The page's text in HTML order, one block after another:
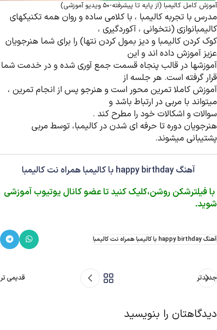
آموزش کامل کالیمبا (از پایه تا پیشرفته-50 ویدیو آموزشی)
مدرس با تجربه کالیمبا ، با کلامی ساده و روان همه تکنیکهای
کالیمبانوازی (نتخوانی ، آکوردگیری ،
کوک کردن کالیمبا و دیز بمول کردن نتها) را برای شما هنرجویان
عزیز آموزش داده اند و این
آموزشها در قالب پنجاه قسمت جمع آوری شده و در خدمت شما
قرار گرفته است. هر جلسه از
آموزش کاملا تمرین محور است و هنرجو پس از انجام تمرین ،
میتواند با مربی در ارتباط باشد و
سوالات و اشکالات خود را مطرح کند .
هنرجویان دوره تا حرفه ای شدن در کالیمبا، توسط مربی
پشتیبانی میشوند.
آهنگ happy birthday با کالیمبا همراه نت کالیمبا
با فیلترشکن روشن،کلیک کنید تا عضو کانال یوتیوب آموزشی
شوید.
آهنگ happy birthday با کالیمبا همراه نت کالیمبا
جدیدتر قدیمی تر
دیدگاهتان را بنویسید